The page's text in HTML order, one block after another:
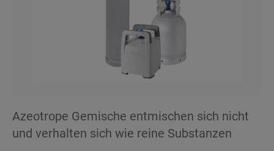
Azeotrope Gemische entmischen sich nicht
und verhalten sich wie reine Substanzen